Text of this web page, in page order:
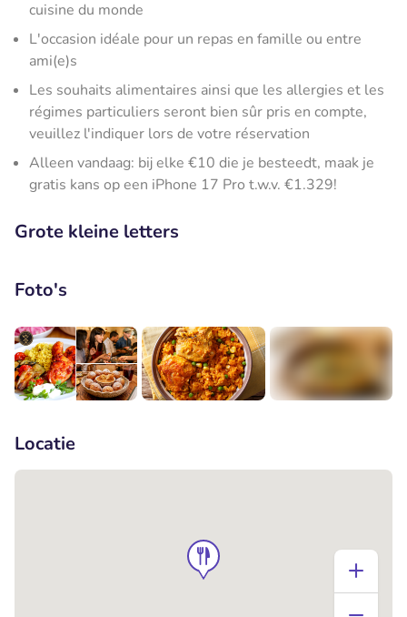
cuisine du monde
L'occasion idéale pour un repas en famille ou entre
ami(e)s
Les souhaits alimentaires ainsi que les allergies et les
régimes particuliers seront bien sûr pris en compte,
veuillez l'indiquer lors de votre réservation
Alleen vandaag: bij elke €10 die je besteedt, maak je
gratis kans op een iPhone 17 Pro t.w.v. €1.329!
Grote kleine letters
Foto's
Locatie